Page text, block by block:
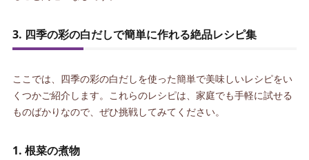
3. 四季の彩の白だしで簡単に作れる絶品レシピ集
ここでは、四季の彩の白だしを使った簡単で美味しいレシピをい
くつかご紹介します。これらのレシピは、家庭でも手軽に試せる
ものばかりなので、ぜひ挑戦してみてください。
1. 根菜の煮物